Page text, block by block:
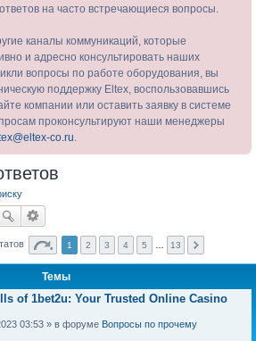
на часто встречающиеся вопросы.
каналы коммуникаций, которые
и адресно консультировать наших
вопросы по работе оборудования, вы
поддержку Eltex, воспользовавшись
компании или оставить заявку в системе
проконсультируют наши менеджеры
co.ru.
1 2 3 4 5 13
Темы
of 1bet2u: Your Trusted Online Casino
03:53 » в форуме Вопросы по прочему